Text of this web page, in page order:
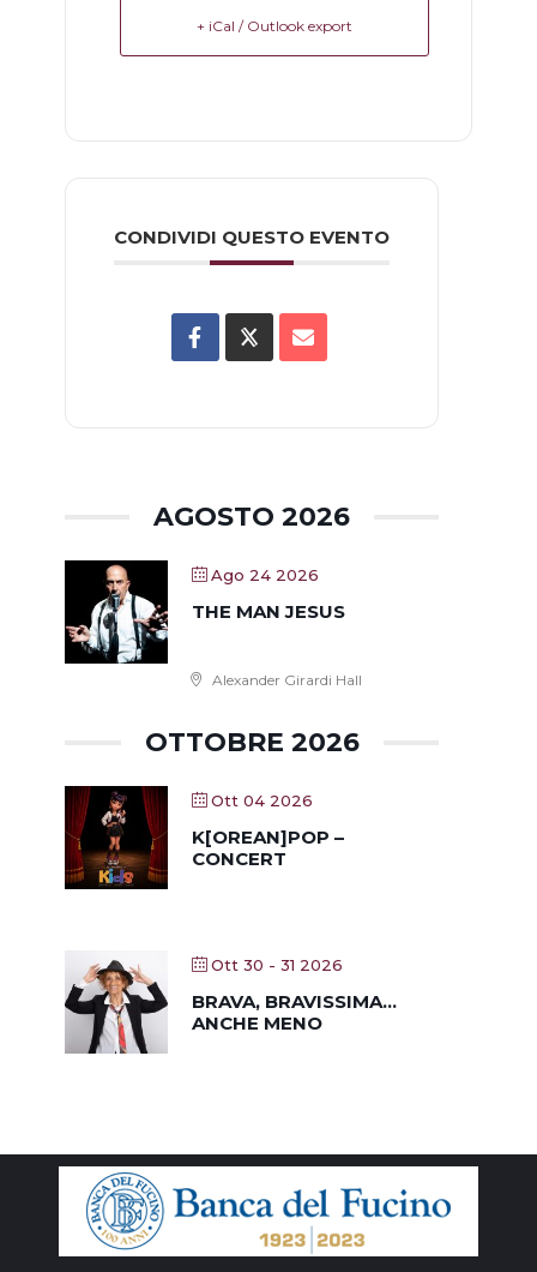
+ iCal / Outlook export
CONDIVIDI QUESTO EVENTO
AGOSTO 2026
Ago 24 2026
THE MAN JESUS
Alexander Girardi Hall
OTTOBRE 2026
Ott 04 2026
K[OREAN]POP –
CONCERT
Ott 30 - 31 2026
BRAVA, BRAVISSIMA…
ANCHE MENO